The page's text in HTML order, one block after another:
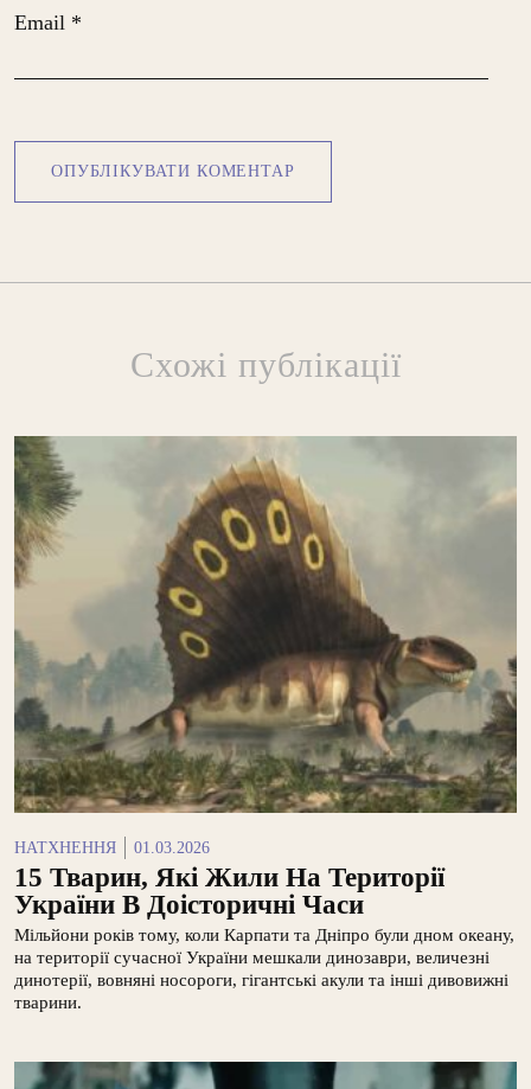
Email *
Схожі публікації
НАТХНЕННЯ 01.03.2026
15 Тварин, Які Жили На Території
України В Доісторичні Часи
Мільйони років тому, коли Карпати та Дніпро були дном океану,
на території сучасної України мешкали динозаври, величезні
динотерії, вовняні носороги, гігантські акули та інші дивовижні
тварини.